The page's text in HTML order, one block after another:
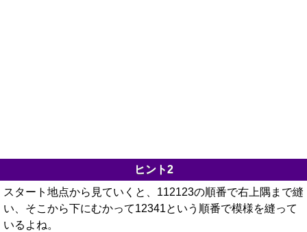
ヒント2
スタート地点から見ていくと、112123の順番で右上隅まで縫
い、そこから下にむかって12341という順番で模様を縫って
いるよね。